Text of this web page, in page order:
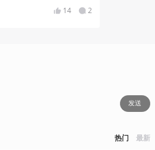
14 2
发送
热门 最新